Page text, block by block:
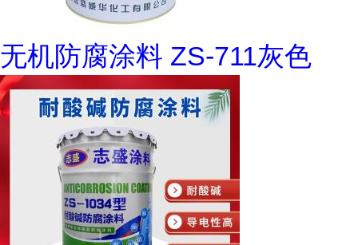
无机防腐涂料 ZS-711灰色